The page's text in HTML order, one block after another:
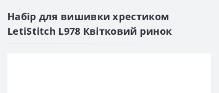
Набір для вишивки хрестиком
LetiStitch L978 Квітковий ринок